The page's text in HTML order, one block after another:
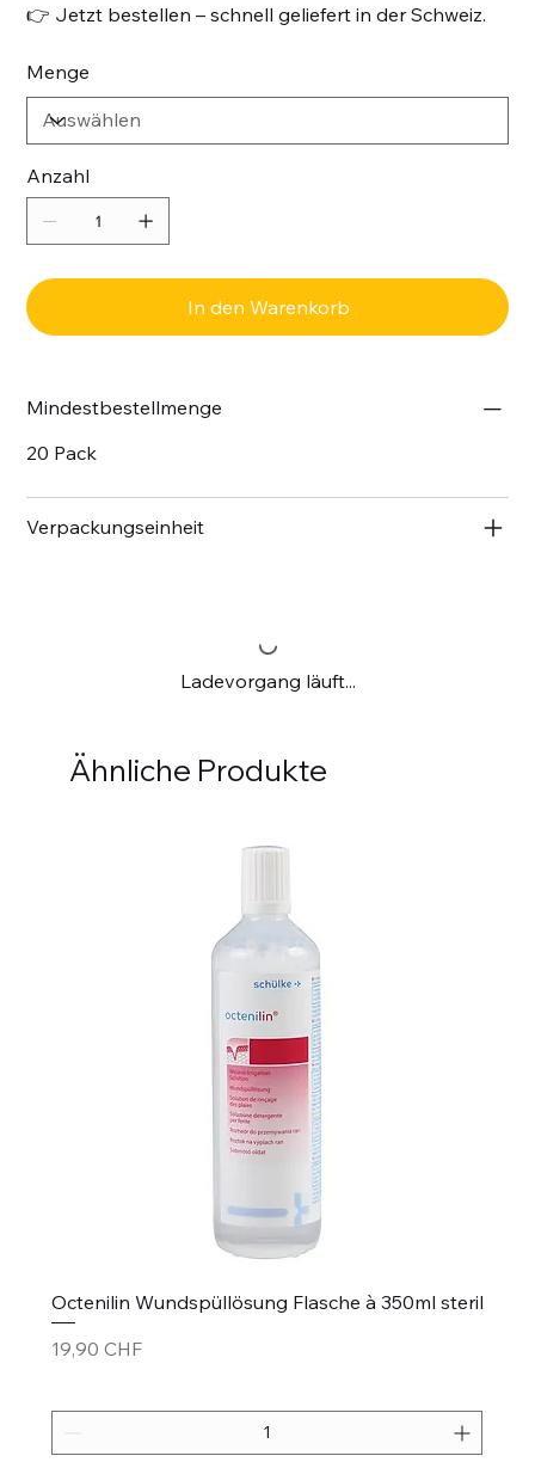
👉 Jetzt bestellen – schnell geliefert in der Schweiz.
Menge
Anzahl
In den Warenkorb
Mindestbestellmenge
20 Pack
Verpackungseinheit
Ladevorgang läuft...
Ähnliche Produkte
Octenilin Wundspüllösung Flasche à 350ml steril
Preis
19,90 CHF